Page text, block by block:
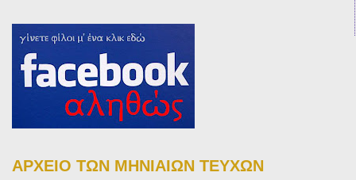
ΑΡΧΕΙΟ ΤΩΝ ΜΗΝΙΑΙΩΝ ΤΕΥΧΩΝ